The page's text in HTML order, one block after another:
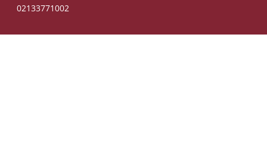
02133771002